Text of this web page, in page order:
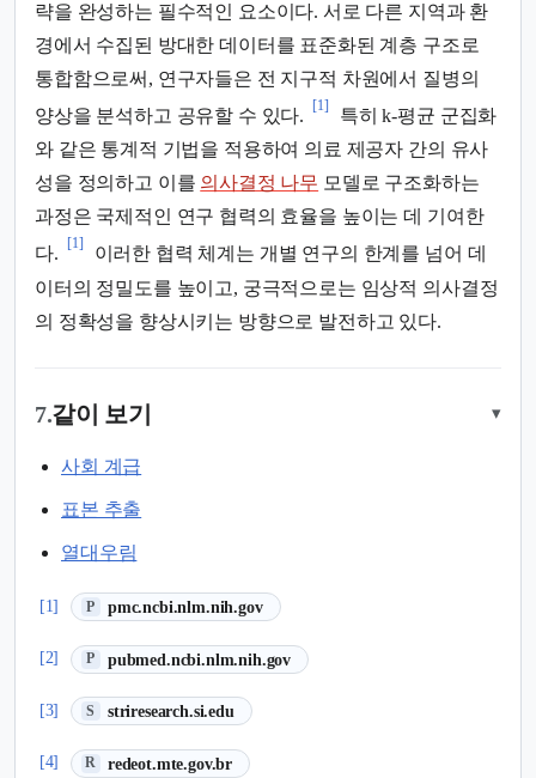
략을 완성하는 필수적인 요소이다. 서로 다른 지역과 환
경에서 수집된 방대한 데이터를 표준화된 계층 구조로
통합함으로써, 연구자들은 전 지구적 차원에서 질병의
양상을 분석하고 공유할 수 있다.
[1]
특히 k-평균 군집화
와 같은 통계적 기법을 적용하여 의료 제공자 간의 유사
성을 정의하고 이를 의사결정 나무 모델로 구조화하는
과정은 국제적인 연구 협력의 효율을 높이는 데 기여한
다.
[1]
이러한 협력 체계는 개별 연구의 한계를 넘어 데
이터의 정밀도를 높이고, 궁극적으로는 임상적 의사결정
의 정확성을 향상시키는 방향으로 발전하고 있다.
7.같이 보기 ▾
사회 계급
표본 추출
열대우림
[1] P pmc.ncbi.nlm.nih.gov
(새 탭에서 열림)
[2] P pubmed.ncbi.nlm.nih.gov
(새 탭에서 열림)
[3] S striresearch.si.edu
(새 탭에서 열림)
[4] R redeot.mte.gov.br
(새 탭에서 열림)